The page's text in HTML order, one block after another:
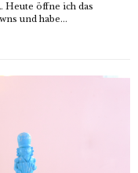
Heute öffne ich das
und habe...